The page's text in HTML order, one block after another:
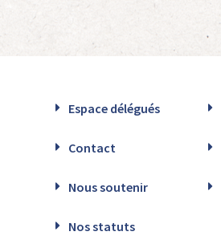
Espace délégués
Contact
Nous soutenir
Nos statuts